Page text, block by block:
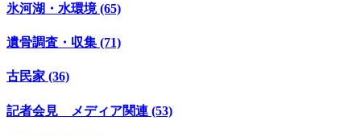
氷河湖・水環境 (65)
遺骨調査・収集 (71)
古民家 (36)
記者会見 メディア関連 (53)